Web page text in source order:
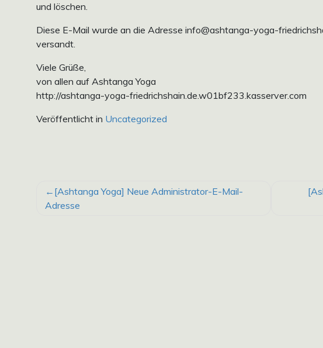
und löschen.
Diese E-Mail wurde an die Adresse info@ashtanga-yoga-
versandt.
Viele Grüße,
von allen auf Ashtanga Yoga
http://ashtanga-yoga-friedrichshain.de.w01bf233.kasserver.com
Veröffentlicht in Uncategorized
BEITRAGSNAVIGATION
[Ashtanga Yoga] Neue Administrator-E-Mail-
Adresse